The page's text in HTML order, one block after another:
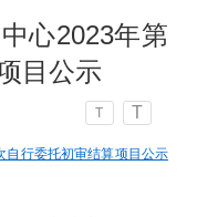
心2023年第
目公示
T T
自行委托初审结算项目公示